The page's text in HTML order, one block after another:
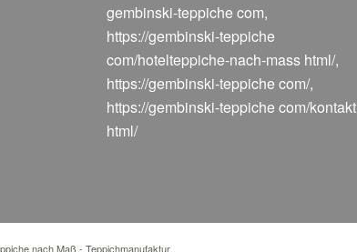
gembinski-teppiche com,
https://gembinski-teppiche
com/hotelteppiche-nach-mass html/,
https://gembinski-teppiche com/,
https://gembinski-teppiche com/kontakt
html/
nach Maß - Teppichmanufaktur